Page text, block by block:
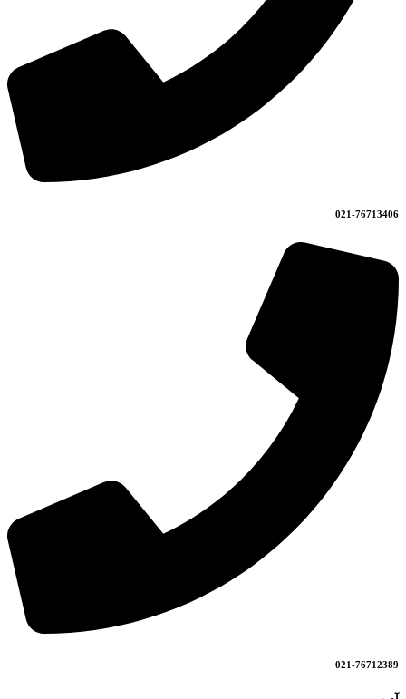
021-76713406
021-76712389